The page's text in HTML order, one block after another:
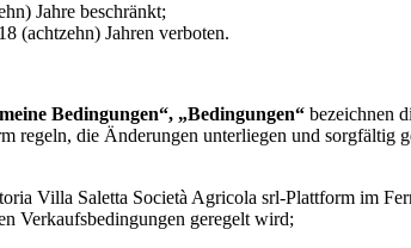
Jahre beschränkt;
(achtzehn) Jahren verboten.
Bedingungen“, „Bedingungen“ bezeichnen
regeln, die Änderungen unterliegen und sorgfältig
Villa Saletta Società Agricola srl-Plattform im
Verkaufsbedingungen geregelt wird;